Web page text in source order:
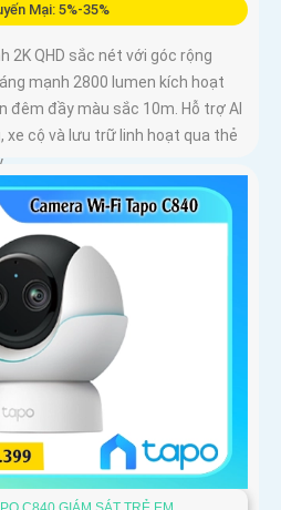
Mại: 5%-35%
2K QHD sắc nét với góc rộng
mạnh 2800 lumen kích hoạt
đêm đầy màu sắc 10m. Hỗ trợ AI
xe cộ và lưu trữ linh hoạt qua thẻ